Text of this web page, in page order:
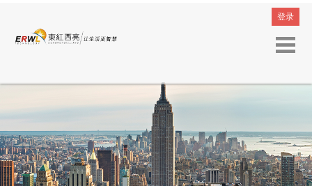
登录